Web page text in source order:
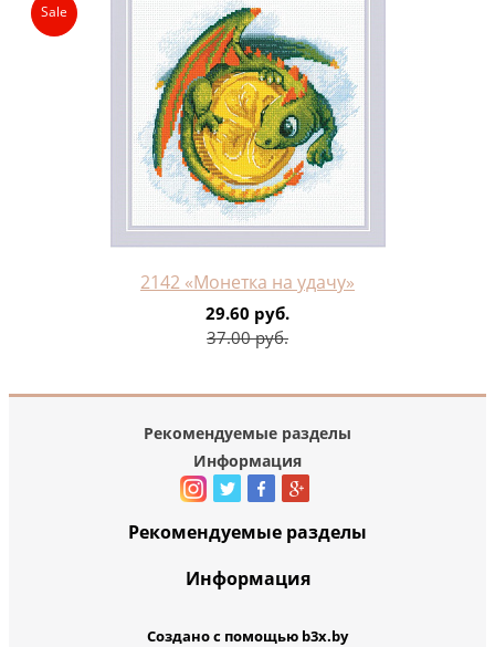
Sale
2142 «Монетка на удачу»
29.60 руб.
37.00 руб.
Рекомендуемые разделы
Информация
Рекомендуемые разделы
Информация
Создано с помощью b3x.by